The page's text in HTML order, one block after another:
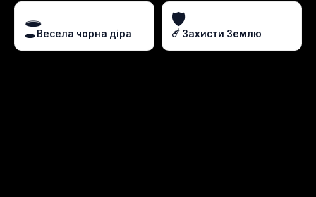
🕳️
🕳️ Весела чорна діра
🛡️
☄️ Захисти Землю